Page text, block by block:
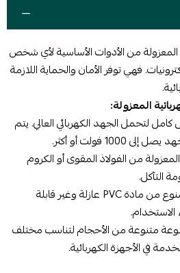
المعزولة من الأدوات الأساسية لأي شخص
فهي توفر الأمان والحماية اللازمة
المعزولة:
لتحمل الجهد الكهربائي العالي. يتم
فولت أو أكثر.
من الفولاذ المقوى أو الكروم
التآكل.
المقبض مريح ومصنوع من مادة PVC عازلة وغير قابلة
الاستخدام.
متنوعة من الأحجام لتناسب مختلف
في الأجهزة الكهربائية.